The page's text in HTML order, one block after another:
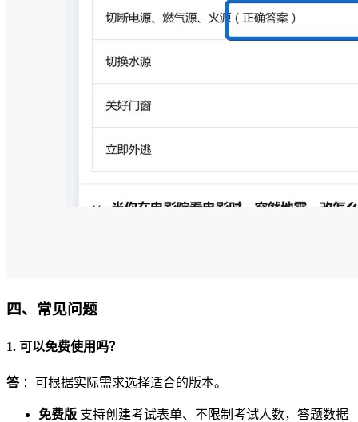
四、常见问题
1. 可以免费使用吗？
答：可根据实际需求选择适合的版本。
免费版 支持创建考试表单、不限制考试人数，答题数据